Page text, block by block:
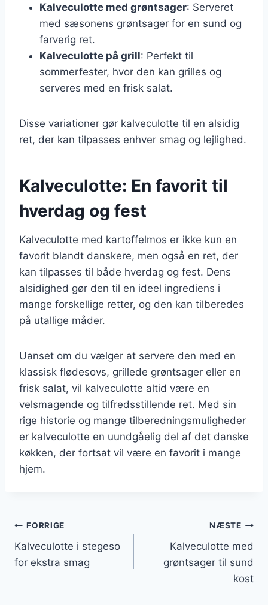
Kalveculotte med grøntsager: Serveret
med sæsonens grøntsager for en sund og
farverig ret.
Kalveculotte på grill: Perfekt til
sommerfester, hvor den kan grilles og
serveres med en frisk salat.
Disse variationer gør kalveculotte til en alsidig
ret, der kan tilpasses enhver smag og lejlighed.
Kalveculotte: En favorit til
hverdag og fest
Kalveculotte med kartoffelmos er ikke kun en
favorit blandt danskere, men også en ret, der
kan tilpasses til både hverdag og fest. Dens
alsidighed gør den til en ideel ingrediens i
mange forskellige retter, og den kan tilberedes
på utallige måder.
Uanset om du vælger at servere den med en
klassisk flødesovs, grillede grøntsager eller en
frisk salat, vil kalveculotte altid være en
velsmagende og tilfredsstillende ret. Med sin
rige historie og mange tilberedningsmuligheder
er kalveculotte en uundgåelig del af det danske
køkken, der fortsat vil være en favorit i mange
hjem.
Indlægsnavigation
FORRIGE
Kalveculotte i stegeso
for ekstra smag
NÆSTE
Kalveculotte med
grøntsager til sund
kost